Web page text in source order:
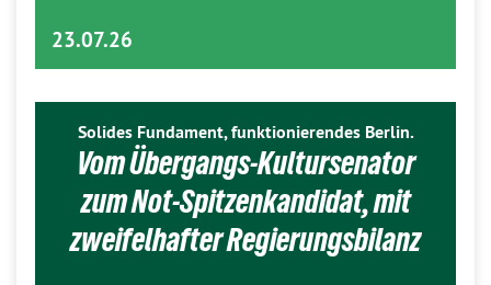
23.07.26
Solides Fundament, funktionierendes Berlin.
Vom Übergangs-Kultursenator
zum Not-Spitzenkandidat, mit
zweifelhafter Regierungsbilanz